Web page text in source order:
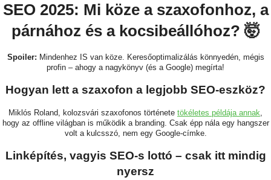
SEO 2025: Mi köze a szaxofonhoz, a
párnához és a kocsibeállóhoz? 🤯
Spoiler: Mindenhez IS van köze. Keresőoptimalizálás könnyedén, mégis
profin – ahogy a nagykönyv (és a Google) megírta!
Hogyan lett a szaxofon a legjobb SEO-eszköz?
Miklós Roland, kolozsvári szaxofonos története tökéletes példája annak
hogy az offline világban is működik a branding. Csak épp nála egy hangszer
volt a kulcsszó, nem egy Google-címke.
Linképítés, vagyis SEO-s lottó – csak itt mindig
nyersz